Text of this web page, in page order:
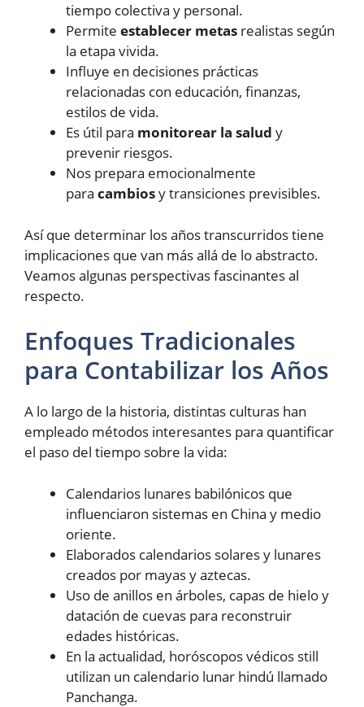
tiempo colectiva y personal.
Permite establecer metas realistas según
la etapa vivida.
Influye en decisiones prácticas
relacionadas con educación, finanzas,
estilos de vida.
Es útil para monitorear la salud y
prevenir riesgos.
Nos prepara emocionalmente
para cambiosy transiciones previsibles.
Así que determinar los años transcurridos tiene
implicaciones que van más allá de lo abstracto.
Veamos algunas perspectivas fascinantes al
respecto.
Enfoques Tradicionales
para Contabilizar los Años
A lo largo de la historia, distintas culturas han
empleado métodos interesantes para quantificar
el paso del tiempo sobre la vida:
Calendarios lunares babilónicos que
influenciaron sistemas en China y medio
oriente.
Elaborados calendarios solares y lunares
creados por mayas y aztecas.
Uso de anillos en árboles, capas de hielo y
datación de cuevas para reconstruir
edades históricas.
En la actualidad, horóscopos védicos still
utilizan un calendario lunar hindú llamado
Panchanga.